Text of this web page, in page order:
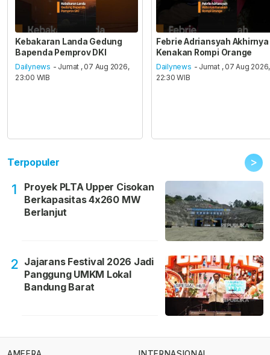
Kebakaran Landa Gedung
Bapenda Pemprov DKI
Dailynews - Jumat , 07 Aug 2026,
23:00 WIB
Febrie Adriansyah Akhirnya
Kenakan Rompi Orange
Dailynews - Jumat , 07 Aug 2026,
22:30 WIB
Terpopuler >
1
Proyek PLTA Upper Cisokan
Berkapasitas 4x260 MW
Berlanjut
2 Jajarans Festival 2026 Jadi
Panggung UMKM Lokal
Bandung Barat